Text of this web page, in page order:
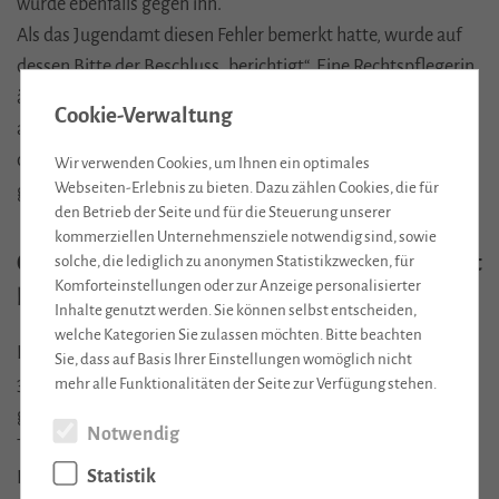
wurde ebenfalls gegen ihn.
Als das Jugendamt diesen Fehler bemerkt hatte, wurde auf
dessen Bitte der Beschluss „berichtigt“. Eine Rechtspflegerin
änderte dabei schlicht den Namen des Antragsgegners –
anstelle des Vaters stand nun die Mutter im Rubrum. Genau
das aber war nach Auffassung desOLGFrankfurt ein
gravierender Rechtsfehler.
OLGFrankfurt: Eine neue Partei zu schaffen ist
keine Berichtigung
Das Oberlandesgericht stellte klar: Eine Berichtigung nach §
319
ZPOist nur zulässig, wenn die Identität der Partei
gewahrt bleibt. Eine bloße Namensverwechslung oder ein
Tippfehler darf korrigiert werden, nicht aber die
Beteiligtenstellung selbst.
Cookie-Verwaltung
Wir verwenden Cookies, um Ihnen ein optimales
Webseiten-Erlebnis zu bieten. Dazu zählen Cookies, die für
den Betrieb der Seite und für die Steuerung unserer
kommerziellen Unternehmensziele notwendig sind, sowie
solche, die lediglich zu anonymen Statistikzwecken, für
Komforteinstellungen oder zur Anzeige personalisierter
Inhalte genutzt werden. Sie können selbst entscheiden,
welche Kategorien Sie zulassen möchten. Bitte beachten
Sie, dass auf Basis Ihrer Einstellungen womöglich nicht
mehr alle Funktionalitäten der Seite zur Verfügung stehen.
Notwendig
Statistik